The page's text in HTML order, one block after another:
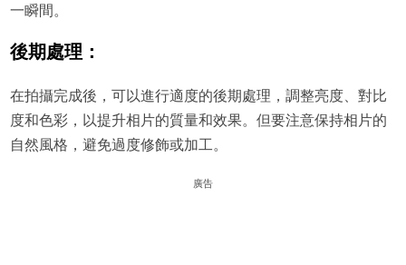
一瞬間。
後期處理：
在拍攝完成後，可以進行適度的後期處理，調整亮度、對比
度和色彩，以提升相片的質量和效果。但要注意保持相片的
自然風格，避免過度修飾或加工。
廣告